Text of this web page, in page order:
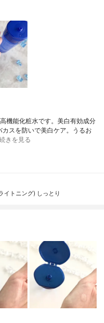
機能化粧水です。美白有効成分
スを防いで美白ケア。うるお
きを見る
イトニング) しっとり